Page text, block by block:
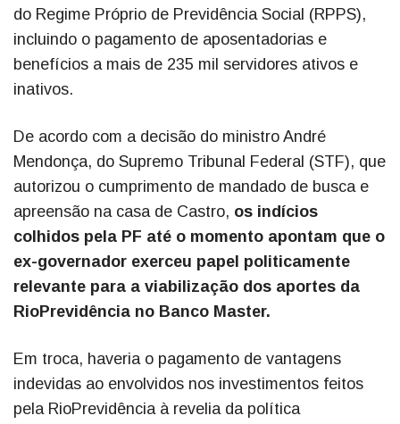
do Regime Próprio de Previdência Social (RPPS),
incluindo o pagamento de aposentadorias e
benefícios a mais de 235 mil servidores ativos e
inativos.
De acordo com a decisão do ministro André
Mendonça, do Supremo Tribunal Federal (STF), que
autorizou o cumprimento de mandado de busca e
apreensão na casa de Castro, os indícios
colhidos pela PF até o momento apontam que o
ex-governador exerceu papel politicamente
relevante para a viabilização dos aportes da
RioPrevidência no Banco Master.
Em troca, haveria o pagamento de vantagens
indevidas ao envolvidos nos investimentos feitos
pela RioPrevidência à revelia da política